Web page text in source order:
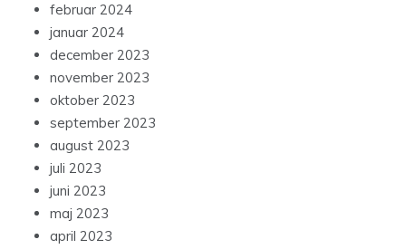
februar 2024
januar 2024
december 2023
november 2023
oktober 2023
september 2023
august 2023
juli 2023
juni 2023
maj 2023
april 2023